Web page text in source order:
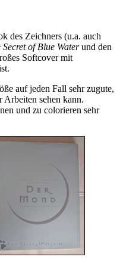
des Zeichners (u.a. auch
of Blue Waterund den
Softcover mit
auf jeden Fall sehr zugute,
Arbeiten sehen kann.
und zu colorieren sehr